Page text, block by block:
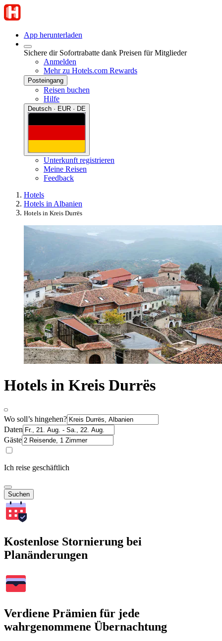
App herunterladen
Sichere dir Sofortrabatte dank Preisen für Mitglieder
Anmelden
Mehr zu Hotels.com Rewards
Posteingang
Reisen buchen
Hilfe
Deutsch · EUR · DE
Unterkunft registrieren
Meine Reisen
Feedback
Hotels
Hotels in Albanien
Hotels in Kreis Durrës
Hotels in Kreis Durrës
Wo soll’s hingehen?
Daten
Gäste
Ich reise geschäftlich
Suchen
Kostenlose Stornierung bei
Planänderungen
Verdiene Prämien für jede
wahrgenommene Übernachtung